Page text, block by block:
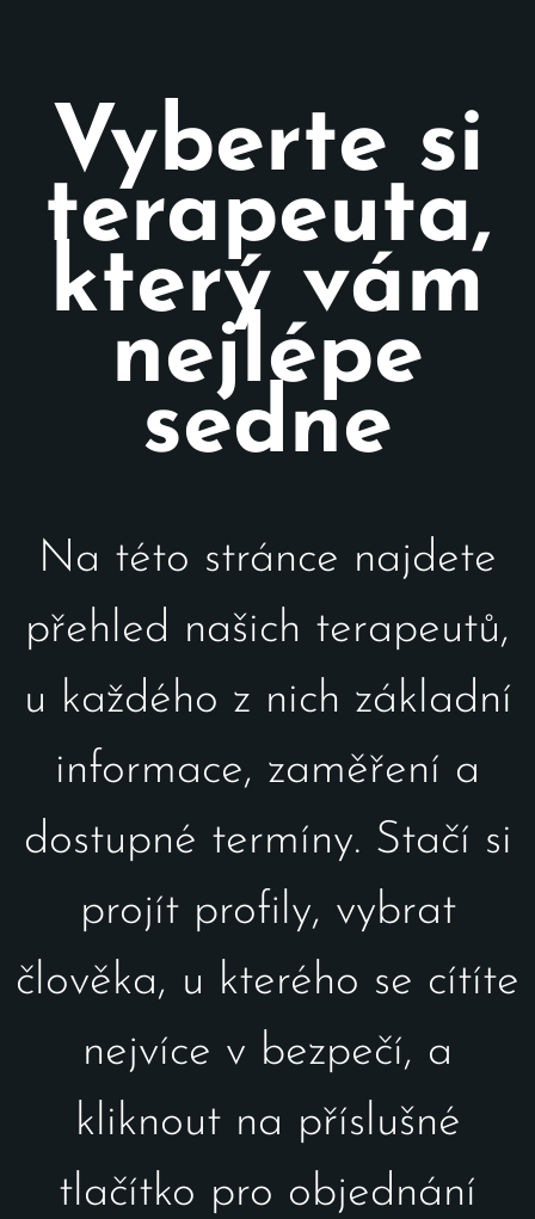
Vyberte si
terapeuta,
který vám
nejlépe
sedne
Na této stránce najdete
přehled našich terapeutů,
u každého z nich základní
informace, zaměření a
dostupné termíny. Stačí si
projít profily, vybrat
člověka, u kterého se cítíte
nejvíce v bezpečí, a
kliknout na příslušné
tlačítko pro objednání